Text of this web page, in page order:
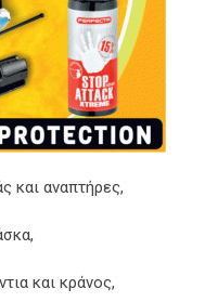
και αναπτήρες,
και κράνος,